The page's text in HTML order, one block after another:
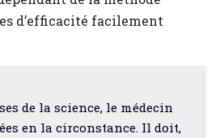
d’efficacité facilement
de la science, le médecin
en la circonstance. Il doit,